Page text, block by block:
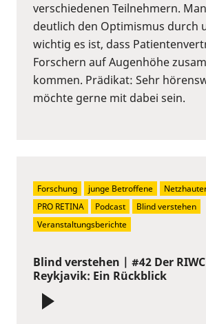
verschiedenen Teilnehmern.
deutlich den Optimismus durch
wichtig es ist, dass
Forschern auf Augenhöhe
kommen. Prädikat: Sehr
möchte gerne mit dabei sein.
Blind verstehen | #42 Der
Reykjavik: Ein Rückblick
Forschung junge Betroffene
PRO RETINA
Podcast
Blind verstehen
Veranstaltungsberichte